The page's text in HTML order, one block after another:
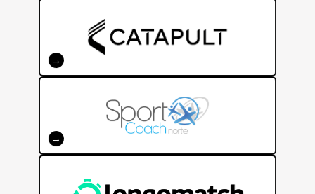
→
CERTIFICACIÓN CATAPULT PERFORMANCE
→
CERTIFICACIÓN EN FUNDAMENTOS DEL
JUEGO
CERTIFICACIÓN LONGOMATCH